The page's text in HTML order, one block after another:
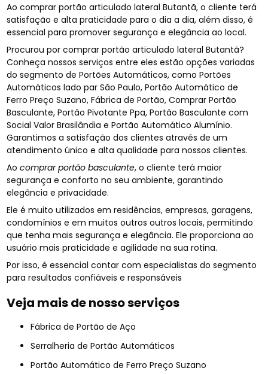
Ao comprar portão articulado lateral Butantã, o cliente terá
satisfação e alta praticidade para o dia a dia, além disso, é
essencial para promover segurança e elegância ao local.
Procurou por comprar portão articulado lateral Butantã?
Conheça nossos serviços entre eles estão opções variadas
do segmento de Portões Automáticos, como Portões
Automáticos lado par São Paulo, Portão Automático de
Ferro Preço Suzano, Fábrica de Portão, Comprar Portão
Basculante, Portão Pivotante Ppa, Portão Basculante com
Social Valor Brasilândia e Portão Automático Alumínio.
Garantimos a satisfação dos clientes através de um
atendimento único e alta qualidade para nossos clientes.
Aocomprar portão basculante, o cliente terá maior
segurança e conforto no seu ambiente, garantindo
elegância e privacidade.
Ele é muito utilizados em residências, empresas, garagens,
condomínios e em muitos outros outros locais, permitindo
que tenha mais segurança e elegância. Ele proporciona ao
usuário mais praticidade e agilidade na sua rotina.
Por isso, é essencial contar com especialistas do segmento
para resultados confiáveis e responsáveis
Veja mais de nosso serviços
Fábrica de Portão de Aço
Serralheria de Portão Automáticos
Portão Automático de Ferro Preço Suzano